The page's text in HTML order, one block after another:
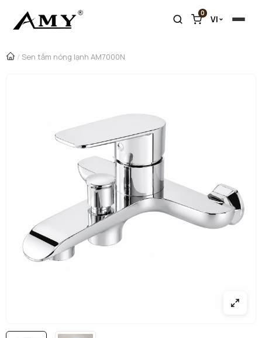
0
VI
/ Sen tắm nóng lạnh AM7000N